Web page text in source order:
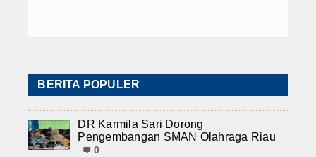
BERITA POPULER
DR Karmila Sari Dorong
Pengembangan SMAN Olahraga Riau
0